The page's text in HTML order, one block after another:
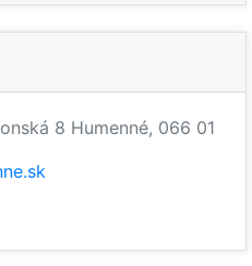
8 Humenné, 066 01